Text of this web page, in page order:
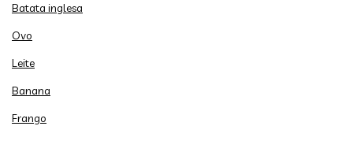
Batata inglesa
Ovo
Leite
Banana
Frango